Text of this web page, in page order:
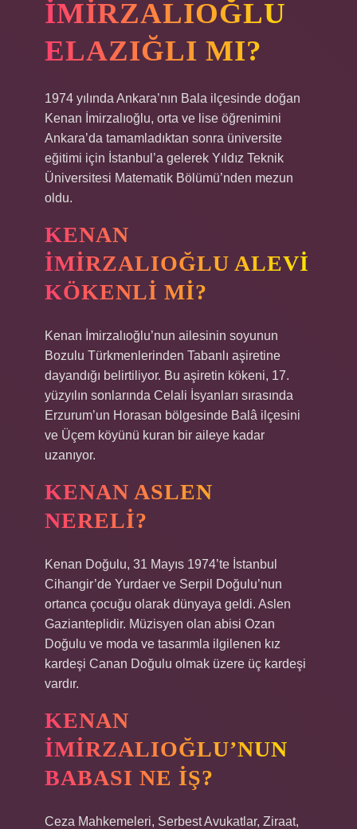
İMIRZALIOĞLU
ELAZIĞLI MI?
1974 yılında Ankara’nın Bala ilçesinde doğan
Kenan İmirzalıoğlu, orta ve lise öğrenimini
Ankara’da tamamladıktan sonra üniversite
eğitimi için İstanbul’a gelerek Yıldız Teknik
Üniversitesi Matematik Bölümü’nden mezun
oldu.
KENAN
İMIRZALIOĞLU ALEVI
KÖKENLI MI?
Kenan İmirzalıoğlu’nun ailesinin soyunun
Bozulu Türkmenlerinden Tabanlı aşiretine
dayandığı belirtiliyor. Bu aşiretin kökeni, 17.
yüzyılın sonlarında Celali İsyanları sırasında
Erzurum’un Horasan bölgesinde Balâ ilçesini
ve Üçem köyünü kuran bir aileye kadar
uzanıyor.
KENAN ASLEN
NERELI?
Kenan Doğulu, 31 Mayıs 1974’te İstanbul
Cihangir’de Yurdaer ve Serpil Doğulu’nun
ortanca çocuğu olarak dünyaya geldi. Aslen
Gazianteplidir. Müzisyen olan abisi Ozan
Doğulu ve moda ve tasarımla ilgilenen kız
kardeşi Canan Doğulu olmak üzere üç kardeşi
vardır.
KENAN
İMIRZALIOĞLU’NUN
BABASI NE IŞ?
Ceza Mahkemeleri, Serbest Avukatlar, Ziraat,